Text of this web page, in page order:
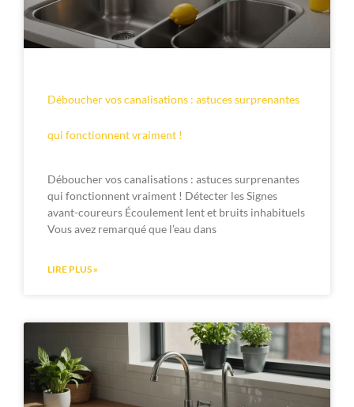
Déboucher vos canalisations : astuces surprenantes
qui fonctionnent vraiment !
Déboucher vos canalisations : astuces surprenantes
qui fonctionnent vraiment ! Détecter les Signes
avant-coureurs Écoulement lent et bruits inhabituels
Vous avez remarqué que l’eau dans
LIRE PLUS »